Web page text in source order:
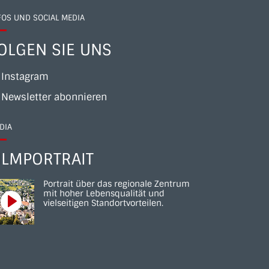
UND SOCIAL MEDIA
SIE UNS
Instagram
Newsletter abonnieren
Portrait über das regionale Zentrum
mit hoher Lebensqualität und
vielseitigen Standortvorteilen.